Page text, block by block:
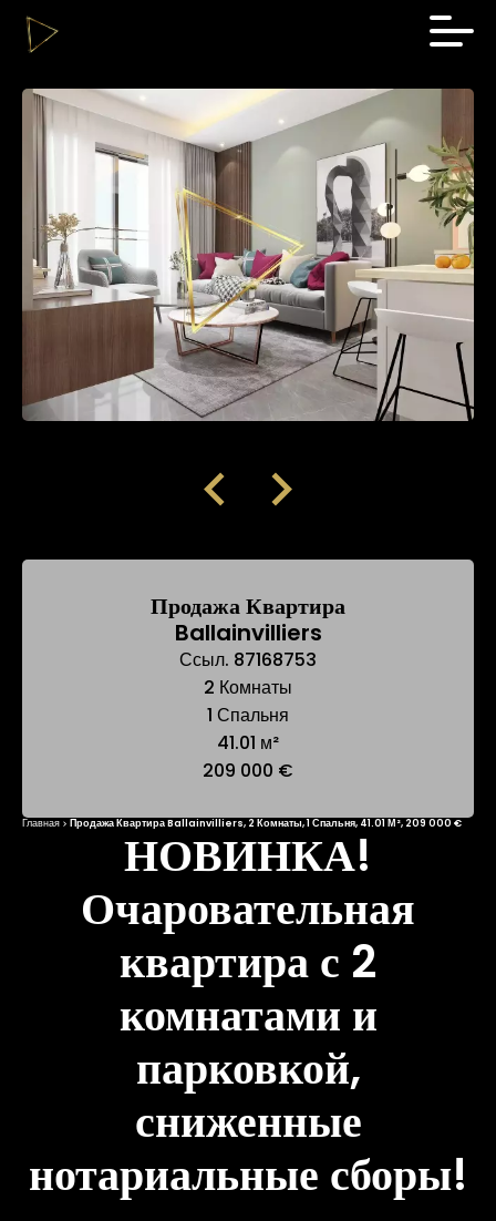
Продажа Квартира
Ballainvilliers
Ссыл. 87168753
2 Комнаты
1 Спальня
41.01 м²
209 000 €
Главная Продажа Квартира Ballainvilliers, 2 Комнаты, 1 Спальня, 41.01 М², 209 000 €
НОВИНКА!
Очаровательная
квартира с 2
комнатами и
парковкой,
сниженные
нотариальные сборы!